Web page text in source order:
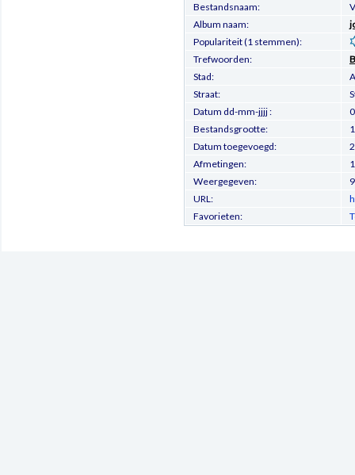
Bestandsnaam:
Album naam:
Populariteit (1 stemmen):
Trefwoorden:
Stad:
Straat:
Datum dd-mm-jjjj :
Bestandsgrootte:
Datum toegevoegd:
Afmetingen:
Weergegeven:
URL:
Favorieten: